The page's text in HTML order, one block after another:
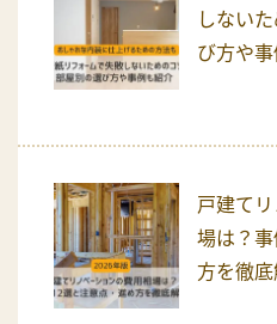
しない
び方や
戸建て
場は？
方を徹底